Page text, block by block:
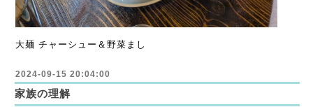
大麺 チャーシュー＆野菜まし
2024-09-15 20:04:00
家族の理解